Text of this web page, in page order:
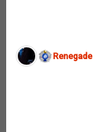
Renegade